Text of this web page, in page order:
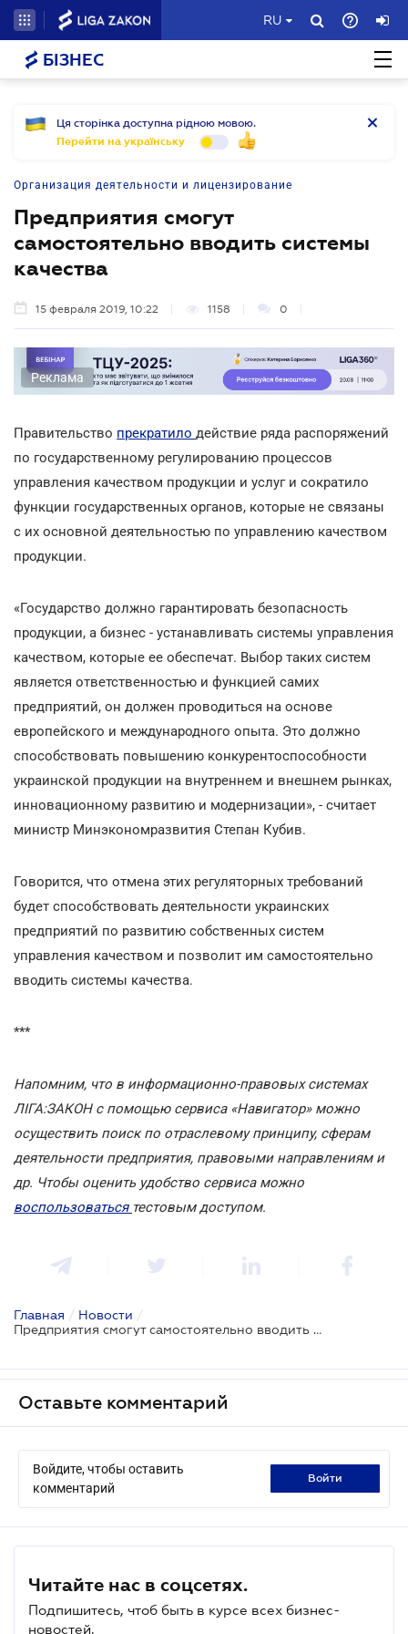
RU
БІЗНЕС
Ця сторінка доступна рідною мовою.
Перейти на українську
Организация деятельности и лицензирование
Предприятия смогут
самостоятельно вводить системы
качества
15 февраля 2019, 10:22 1158 0
Реклама
Правительство прекратило действие ряда распоряжений
по государственному регулированию процессов
управления качеством продукции и услуг и сократило
функции государственных органов, которые не связаны
с их основной деятельностью по управлению качеством
продукции.
«Государство должно гарантировать безопасность
продукции, а бизнес - устанавливать системы управления
качеством, которые ее обеспечат. Выбор таких систем
является ответственностью и функцией самих
предприятий, он должен проводиться на основе
европейского и международного опыта. Это должно
способствовать повышению конкурентоспособности
украинской продукции на внутреннем и внешнем рынках,
инновационному развитию и модернизации», - считает
министр Минэкономразвития Степан Кубив.
Говорится, что отмена этих регуляторных требований
будет способствовать деятельности украинских
предприятий по развитию собственных систем
управления качеством и позволит им самостоятельно
вводить системы качества.
***
Напомним, что в информационно-правовых системах
ЛІГА:ЗАКОН с помощью сервиса «Навигатор» можно
осуществить поиск по отраслевому принципу, сферам
деятельности предприятия, правовыми направлениям и
др. Чтобы оценить удобство сервиса можно
воспользоваться тестовым доступом.
Главная / Новости /
Предприятия смогут самостоятельно вводить системы качества
Оставьте комментарий
Войдите, чтобы оставить
комментарий
войти
Читайте нас в соцсетях.
Подпишитесь, чтоб быть в курсе всех бизнес-
новостей.